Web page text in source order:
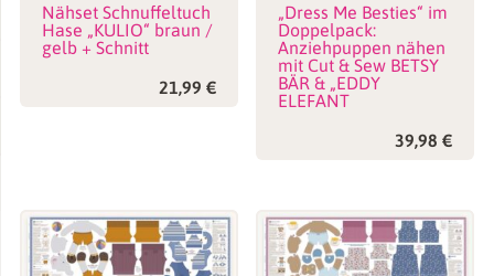
Nähset Schnuffeltuch
Hase „KULIO“ braun /
gelb + Schnitt
21,99 €
„Dress Me Besties“ im
Doppelpack:
Anziehpuppen nähen
mit Cut & Sew BETSY
BÄR & „EDDY
ELEFANT
39,98€